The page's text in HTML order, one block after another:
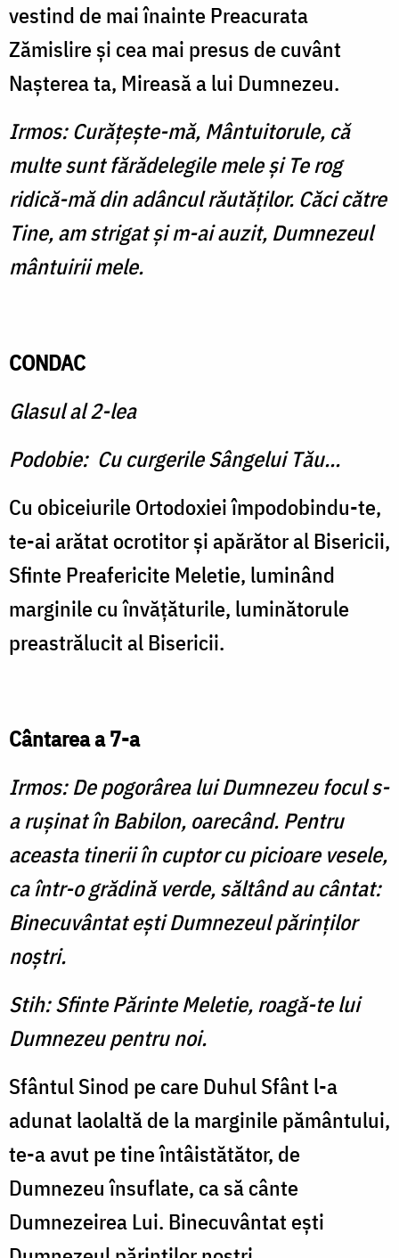
vestind de mai înainte Preacurata
Zămislire şi cea mai presus de cuvânt
Naşterea ta, Mireasă a lui Dumnezeu.
Irmos: Curăţeşte-mă, Mântuitorule, că
multe sunt fărădelegile mele şi Te rog
ridică-mă din adâncul răutăţilor. Căci către
Tine, am strigat şi m-ai auzit, Dumnezeul
mântuirii mele.
CONDAC
Glasul al 2-lea
Podobie: Cu curgerile Sângelui Tău...
Cu obiceiurile Ortodoxiei împodobindu-te,
te-ai arătat ocrotitor şi apărător al Bisericii,
Sfinte Preafericite Meletie, luminând
marginile cu învăţăturile, luminătorule
preastrălucit al Bisericii.
Cântarea a 7-a
Irmos: De pogorârea lui Dumnezeu focul s-
a ruşinat în Babilon, oarecând. Pentru
aceasta tinerii în cuptor cu picioare vesele,
ca într-o grădină verde, săltând au cântat:
Binecuvântat eşti Dumnezeul părinţilor
noştri.
Stih: Sfinte Părinte Meletie, roagă-te lui
Dumnezeu pentru noi.
Sfântul Sinod pe care Duhul Sfânt l-a
adunat laolaltă de la marginile pământului,
te-a avut pe tine întâistătător, de
Dumnezeu însuflate, ca să cânte
Dumnezeirea Lui. Binecuvântat eşti